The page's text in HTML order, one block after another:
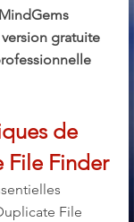
MindGems
version gratuite
de
File Finder
File